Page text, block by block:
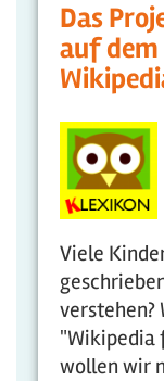
Das
auf dem
Viele
verstehen?
"Wikipedia
wollen wir